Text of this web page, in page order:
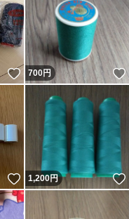
いいね！
700円
いいね！
1,200円